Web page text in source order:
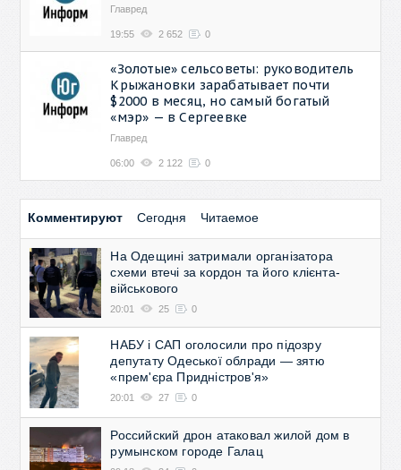
Главред
19:55 2 652 0
«Золотые» сельсоветы: руководитель
Крыжановки зарабатывает почти
$2000 в месяц, но самый богатый
«мэр» — в Сергеевке
Главред
06:00 2 122 0
Комментируют Сегодня Читаемое
На Одещині затримали організатора
схеми втечі за кордон та його клієнта-
військового
20:01 25 0
НАБУ і САП оголосили про підозру
депутату Одеської облради — зятю
«прем'єра Придністров'я»
20:01 27 0
Российский дрон атаковал жилой дом в
румынском городе Галац